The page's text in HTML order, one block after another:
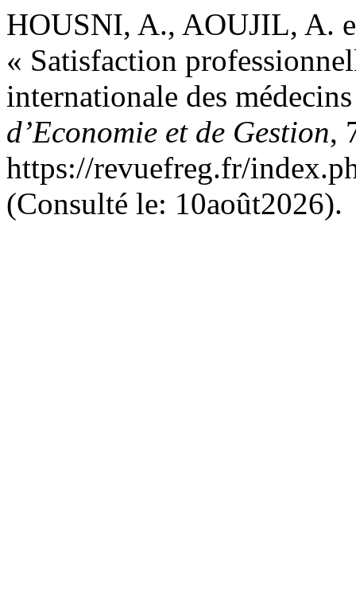
HOUSNI, A., AOUJIL, A.
« Satisfaction
internationale des
d’Economie et de Gestion,
https://revuefreg.fr/
(Consulté le: 10août2026).